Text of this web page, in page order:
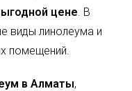
цене. В
виды линолеума и
помещений.
в Алматы,